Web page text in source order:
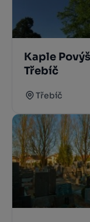
Kaple
Třebíč
Třebíč